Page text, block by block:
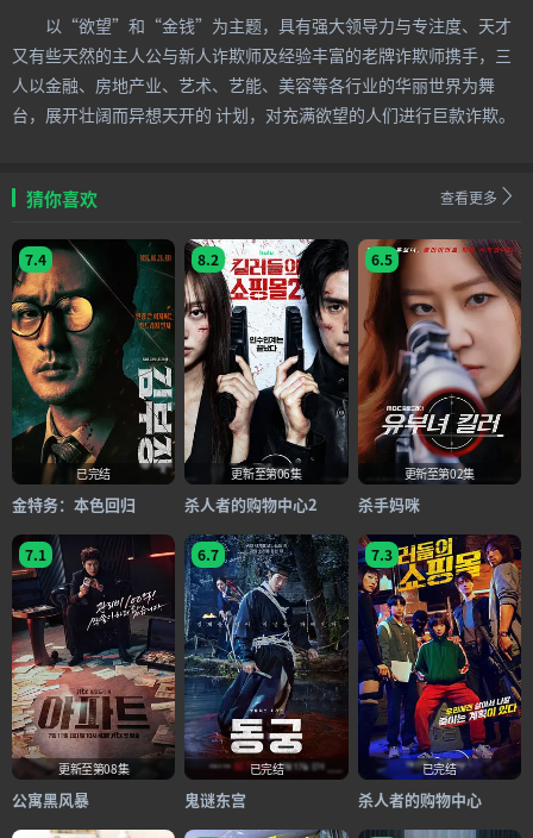
以“欲望”和“金钱”为主题，具有强大领导力与专注度、天才
又有些天然的主人公与新人诈欺师及经验丰富的老牌诈欺师携手，三
人以金融、房地产业、艺术、艺能、美容等各行业的华丽世界为舞
台，展开壮阔而异想天开的 计划，对充满欲望的人们进行巨款诈欺。
猜你喜欢 查看更多
7.4
已完结
金特务：本色回归
8.2
更新至第06集
杀人者的购物中心2
6.5
更新至第02集
杀手妈咪
7.1
更新至第08集
公寓黑风暴
6.7
已完结
鬼谜东宫
7.3
已完结
杀人者的购物中心